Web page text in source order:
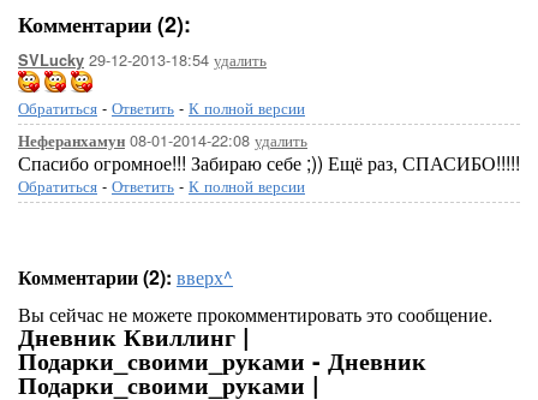
Комментарии (2):
SVLucky 29-12-2013-18:54 удалить
Обратиться - Ответить - К полной версии
Неферанхамун 08-01-2014-22:08 удалить
Спасибо огромное!!! Забираю себе ;)) Ещё раз, СПАСИБО!!!!!
Обратиться - Ответить - К полной версии
Комментарии (2): вверх^
Вы сейчас не можете прокомментировать это сообщение.
Дневник Квиллинг |
Подарки_своими_руками - Дневник
Подарки_своими_руками |